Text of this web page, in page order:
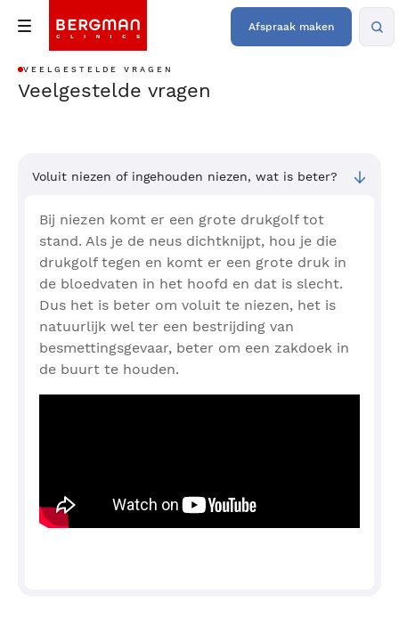
Afspraak maken
VEELGESTELDE VRAGEN
Veelgestelde vragen
Voluit niezen of ingehouden niezen, wat is beter?
Bij niezen komt er een grote drukgolf tot
stand. Als je de neus dichtknijpt, hou je die
drukgolf tegen en komt er een grote druk in
de bloedvaten in het hoofd en dat is slecht.
Dus het is beter om voluit te niezen, het is
natuurlijk wel ter een bestrijding van
besmettingsgevaar, beter om een zakdoek in
de buurt te houden.